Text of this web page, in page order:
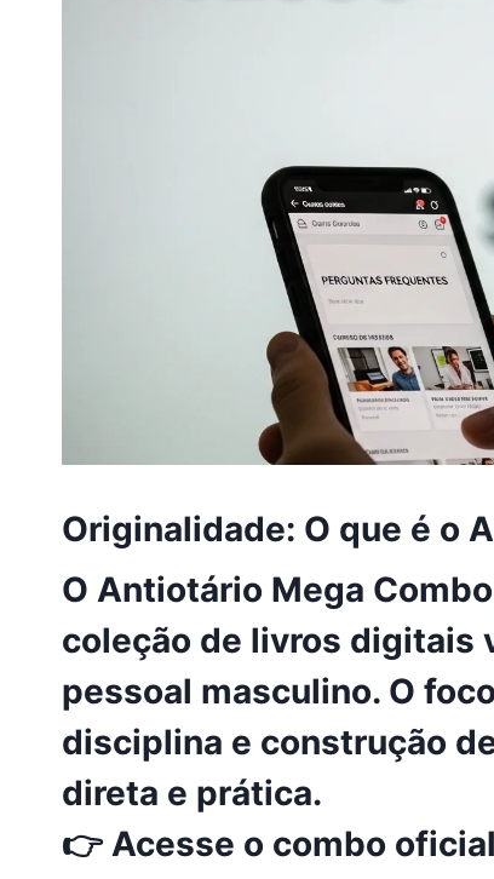
Originalidade: O que é o
O Antiotário Mega Combo
coleção de livros digitais
pessoal masculino. O
disciplina e construção
direta e prática.
👉Acesse o combo